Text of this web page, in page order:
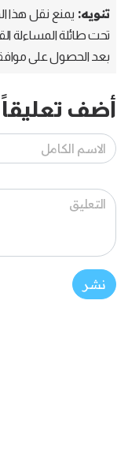
تنويه: يمنع نقل هذا
تحت طائلة المساءلة
بعد الحصول على
أضف تعليقاً
نشر